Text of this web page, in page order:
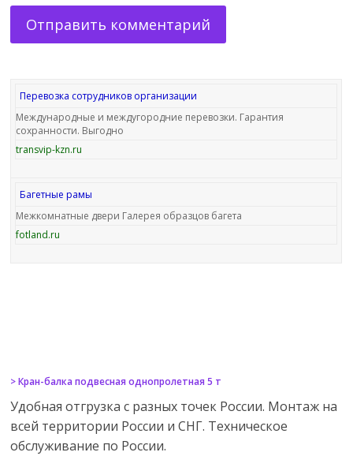
Перевозка сотрудников организации
Международные и междугородние перевозки. Гарантия
сохранности. Выгодно
transvip-kzn.ru
Багетные рамы
Межкомнатные двери Галерея образцов багета
fotland.ru
> Кран-балка подвесная однопролетная 5 т
Удобная отгрузка с разных точек России. Монтаж на
всей территории России и СНГ. Техническое
обслуживание по России.